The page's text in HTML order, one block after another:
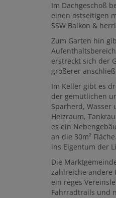
Im Dachgeschoß
einen ostseitigen
SSW Balkon &
Zum Garten hin
erstreckt sich der
größerer
Im Keller gibt es
der gemütlichen
Sparherd,
Heizraum,
es ein
an die 30m²
ins Eigentum der
Die
zahlreiche andere
ein reges
Fahrradtrails und